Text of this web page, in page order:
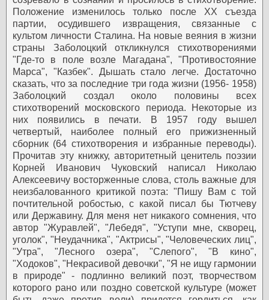
Положение изменилось только после XX съезда
партии, осудившего извращения, связанные с
культом личности Сталина. На новые веяния в жизни
страны Заболоцкий откликнулся стихотворениями
"Где-то в поле возле Магадана", "Противостояние
Марса", "Казбек". Дышать стало легче. Достаточно
сказать, что за последние три года жизни (1956- 1958)
Заболоцкий создал около половины всех
стихотворений московского периода. Некоторые из
них появились в печати. В 1957 году вышел
четвертый, наиболее полный его прижизненный
сборник (64 стихотворения и избранные переводы).
Прочитав эту книжку, авторитетный ценитель поэзии
Корней Иванович Чуковский написал Николаю
Алексеевичу восторженные слова, столь важные для
неизбалованного критикой поэта: "Пишу Вам с той
почтительной робостью, с какой писал бы Тютчеву
или Державину. Для меня нет никакого сомнения, что
автор "Журавлей", "Лебедя", "Уступи мне, скворец,
уголок", "Неудачника", "Актрисы", "Человеческих лиц",
"Утра", "Лесного озера", "Слепого", "В кино",
"Ходоков", "Некрасивой девочки", "Я не ищу гармонии
в природе" - подлинно великий поэт, творчеством
которого рано или поздно советской культуре (может